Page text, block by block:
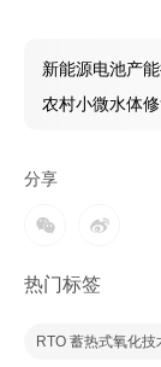
分享
热门标签
RTO 蓄热式氧化技
新能源电池产
业资讯
农村小微水体